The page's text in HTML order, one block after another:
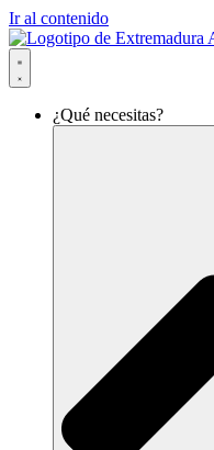
Ir al contenido
¿Qué necesitas?